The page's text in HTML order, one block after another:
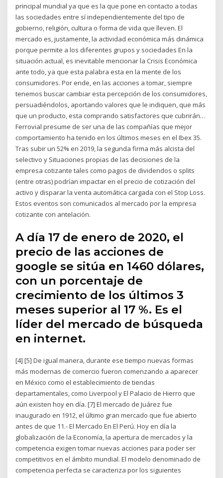
principal mundial ya que es la que pone en contacto a todas
las sociedades entre sí independientemente del tipo de
gobierno, religión, cultura o forma de vida que lleven. El
mercado es, justamente, la actividad económica más dinámica
porque permite a los diferentes grupos y sociedades En la
situación actual, es inevitable mencionar la Crisis Económica
ante todo, ya que esta palabra esta en la mente de los
consumidores. Por ende, en las acciones a tomar, siempre
tenemos buscar cambiar esta percepción de los consumidores,
persuadiéndolos, aportando valores que le indiquen, que más
que un producto, esta comprando satisfactores que cubrirán…
Ferrovial presume de ser una de las compañías que mejor
comportamiento ha tenido en los últimos meses en el Ibex 35.
Tras subir un 52% en 2019, la segunda firma más alcista del
selectivo y Situaciones propias de las decisiones de la
empresa cotizante tales como pagos de dividendos o splits
(entre otras) podrían impactar en el precio de cotización del
activo y disparar la venta automática cargada con el Stop Loss.
Estos eventos son comunicados al mercado por la empresa
cotizante con antelación.
A día 17 de enero de 2020, el
precio de las acciones de
google se sitúa en 1460 dólares,
con un porcentaje de
crecimiento de los últimos 3
meses superior al 17 %. Es el
líder del mercado de búsqueda
en internet.
[4] [5] De igual manera, durante ese tiempo nuevas formas
más modernas de comercio fueron comenzando a aparecer
en México como el establecimiento de tiendas
departamentales, como Liverpool y El Palacio de Hierro que
aún existen hoy en día. [7] El mercado de Juárez fue
inaugurado en 1912, el último gran mercado que fue abierto
antes de que 11.- El Mercado En El Perú. Hoy en día la
globalización de la Economía, la apertura de mercados y la
competencia exigen tomar nuevas acciones para poder ser
competitivos en el ámbito mundial. El modelo denominado de
competencia perfecta se caracteriza por los siguientes